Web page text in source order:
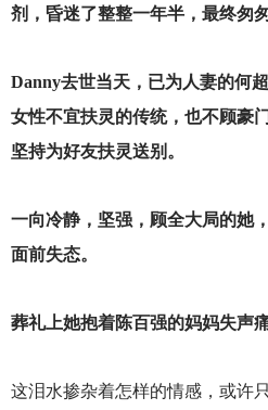
剂，昏迷了整整一年半，最终匆
Danny去世当天，已为人妻的何
女性不宜扶灵的传统，也不顾豪
坚持为好友扶灵送别。
一向冷静，坚强，顾全大局的她
面前失态。
葬礼上她抱着陈百强的妈妈失声
这泪水掺杂着怎样的情感，或许